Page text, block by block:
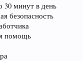
30 минут в день
безопасность
помощь